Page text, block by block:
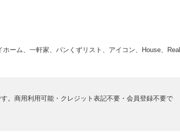
ーム、一軒家、パンくずリスト、アイコン、House、Real
。商用利用可能・クレジット表記不要・会員登録不要で